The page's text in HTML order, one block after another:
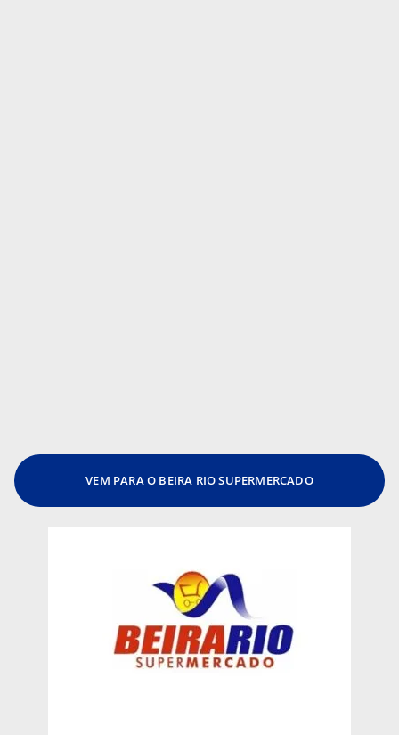
VEM PARA O BEIRA RIO SUPERMERCADO